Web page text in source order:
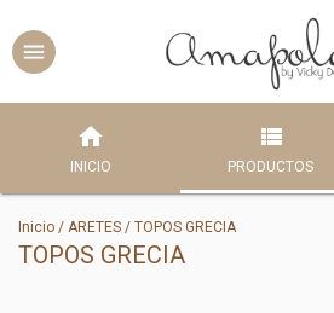
INICIO PRODUCTOS
Inicio / ARETES / TOPOS GRECIA
TOPOS GRECIA